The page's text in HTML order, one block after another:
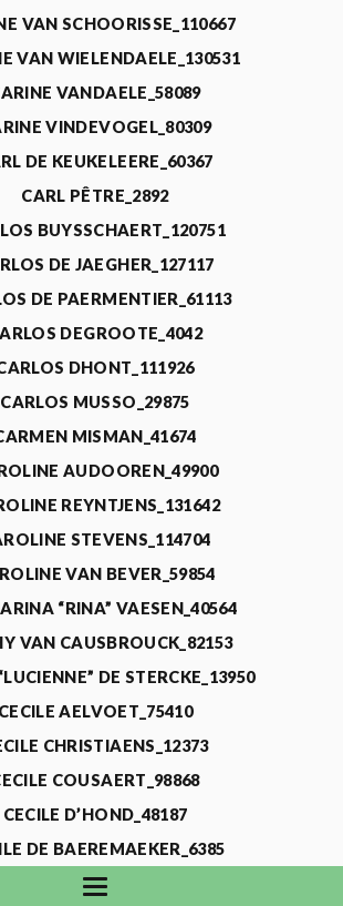
VAN SCHOORISSE_110667
VAN WIELENDAELE_130531
VANDAELE_58089
VINDEVOGEL_80309
DE KEUKELEERE_60367
CARL PÊTRE_2892
BUYSSCHAERT_120751
DE JAEGHER_127117
DE PAERMENTIER_61113
DEGROOTE_4042
DHONT_111926
CARLOS MUSSO_29875
MISMAN_41674
AUDOOREN_49900
REYNTJENS_131642
STEVENS_114704
VAN BEVER_59854
“RINA” VAESEN_40564
VAN CAUSBROUCK_82153
DE STERCKE_13950
CECILE AELVOET_75410
CHRISTIAENS_12373
COUSAERT_98868
CECILE D’HOND_48187
DE BAEREMAEKER_6385
CECILE DE WAELE_4731